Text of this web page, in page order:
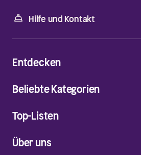
Hilfe und Kontakt
Über uns
Entdecken
Beliebte Kategorien
Top-Listen